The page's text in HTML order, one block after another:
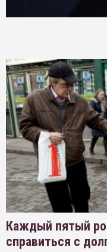
Каждый пятый
справиться с